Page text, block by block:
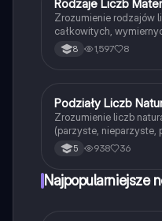
matematyki na
Matematyka
Rodzaje Liczb
Zrozumienie rodzajów
całkowitych,
pierwszych i
definicje i przykłady,
8 1,597 8
Matematyka
Podziały Liczb
Zrozumienie liczb
(parzyste, nieparzyste,
podzielności. Dowiedz
parzyste i nieparzyste
przygotowujących się
5 938 36
Najpopularniejsze